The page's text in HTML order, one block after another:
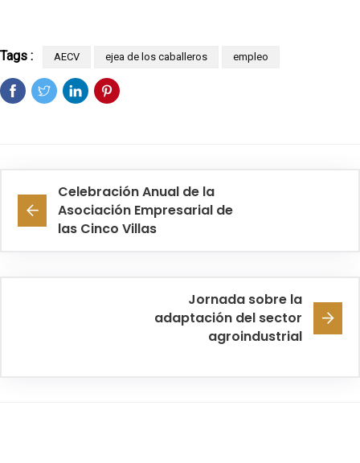
Tags : AECV ejea de los caballeros empleo
Celebración Anual de la
Asociación Empresarial de
las Cinco Villas
Jornada sobre la
adaptación del sector
agroindustrial